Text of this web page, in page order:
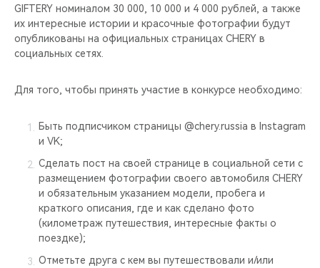
ВИДЕООБЗОРЫ
CHERY ДЛЯ ДЕТЕЙ
GIFTERY номиналом 30 000, 10 000 и 4 000 рублей, а также
их интересные истории и красочные фотографии будут
опубликованы на официальных страницах CHERY в
социальных сетях.
Для того, чтобы принять участие в конкурсе необходимо:
Быть подписчиком страницы @chery.russia в Instagram
и VK;
Сделать пост на своей странице в социальной сети с
размещением фотографии своего автомобиля CHERY
и обязательным указанием модели, пробега и
краткого описания, где и как сделано фото
(километраж путешествия, интересные факты о
поездке);
Отметьте друга с кем вы путешествовали и/или